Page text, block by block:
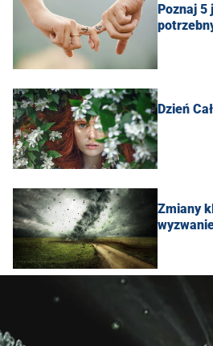
Poznaj 5
Dzień
Zmiany